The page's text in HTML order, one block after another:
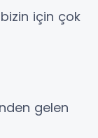
için çok
gelen